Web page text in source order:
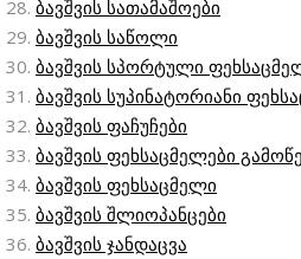
ბავშვის სათამაშოები
ბავშვის საწოლი
ბავშვის სპორტული
ბავშვის სუპინატორიანი
ბავშვის ფაჩუჩები
ბავშვის ფეხსაცმელები
ბავშვის ფეხსაცმელი
ბავშვის შლიოპანცები
ბავშვის ჯანდაცვა